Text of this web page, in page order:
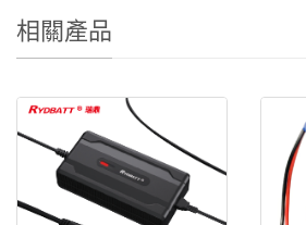
相關產品